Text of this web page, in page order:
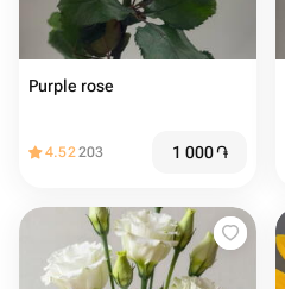
Purple rose
4.52203 1 000֏